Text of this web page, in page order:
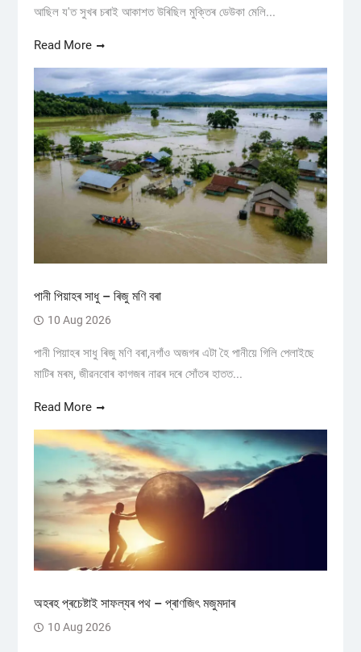
আছিল য'ত সুখৰ চৰাই আকাশত উৰিছিল মুক্তিৰ ডেউকা মেলি...
Read More
পানী পিয়াহৰ সাধু – ৰিজু মণি বৰা
10 Aug 2026
পানী পিয়াহৰ সাধু ৰিজু মণি বৰা,নগাঁও অজগৰ এটা হৈ পানীয়ে গিলি পেলাইছে
মাটিৰ মৰম, জীৱনবোৰ কাগজৰ নাৱৰ দৰে সোঁতৰ হাতত...
Read More
অহৰহ প্ৰচেষ্টাই সাফল্যৰ পথ – প্ৰাণজিৎ মজুমদাৰ
10 Aug 2026